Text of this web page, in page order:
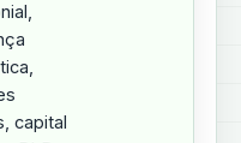
capital